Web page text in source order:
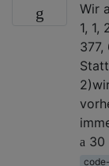
Wir
1, 1,
377,
30